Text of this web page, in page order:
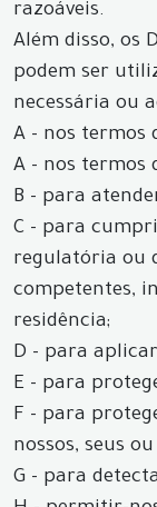
razoáveis.
Além disso, os
podem ser
necessária ou
A - nos termos
A - nos termos
B - para
C - para
regulatória ou
competentes,
residência;
D - para aplicar
E - para
F - para
nossos, seus
G - para